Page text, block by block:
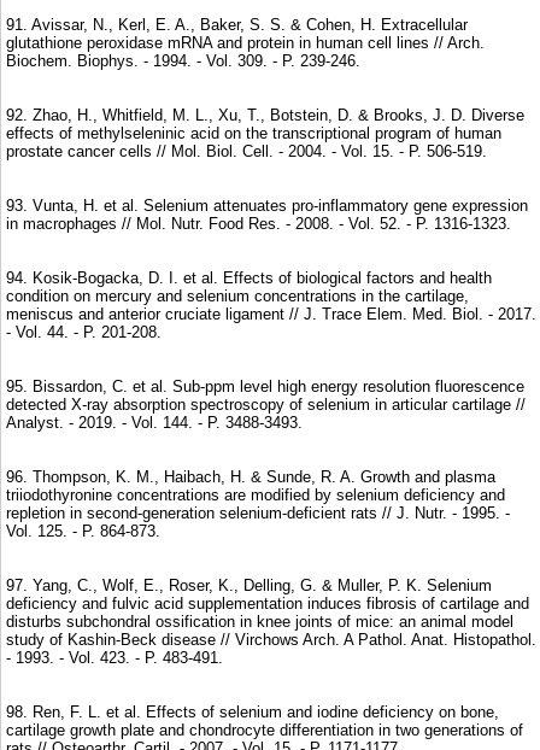
91. Avissar, N., Kerl, E. A., Baker, S. S. & Cohen, H. Extracellular
glutathione peroxidase mRNA and protein in human cell lines // Arch.
Biochem. Biophys. - 1994. - Vol. 309. - P. 239-246.
92. Zhao, H., Whitfield, M. L., Xu, T., Botstein, D. & Brooks, J. D. Diverse
effects of methylseleninic acid on the transcriptional program of human
prostate cancer cells // Mol. Biol. Cell. - 2004. - Vol. 15. - P. 506-519.
93. Vunta, H. et al. Selenium attenuates pro‐inflammatory gene expression
in macrophages // Mol. Nutr. Food Res. - 2008. - Vol. 52. - P. 1316-1323.
94. Kosik-Bogacka, D. I. et al. Effects of biological factors and health
condition on mercury and selenium concentrations in the cartilage,
meniscus and anterior cruciate ligament // J. Trace Elem. Med. Biol. - 2017.
- Vol. 44. - P. 201-208.
95. Bissardon, C. et al. Sub-ppm level high energy resolution fluorescence
detected X-ray absorption spectroscopy of selenium in articular cartilage //
Analyst. - 2019. - Vol. 144. - P. 3488-3493.
96. Thompson, K. M., Haibach, H. & Sunde, R. A. Growth and plasma
triiodothyronine concentrations are modified by selenium deficiency and
repletion in second-generation selenium-deficient rats // J. Nutr. - 1995. -
Vol. 125. - P. 864-873.
97. Yang, C., Wolf, E., Roser, K., Delling, G. & Muller, P. K. Selenium
deficiency and fulvic acid supplementation induces fibrosis of cartilage and
disturbs subchondral ossification in knee joints of mice: an animal model
study of Kashin-Beck disease // Virchows Arch. A Pathol. Anat. Histopathol.
- 1993. - Vol. 423. - P. 483-491.
98. Ren, F. L. et al. Effects of selenium and iodine deficiency on bone,
cartilage growth plate and chondrocyte differentiation in two generations of